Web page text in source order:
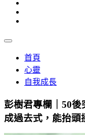
首頁
心靈
自我成長
彭樹君專欄｜50
成過去式，能抬頭